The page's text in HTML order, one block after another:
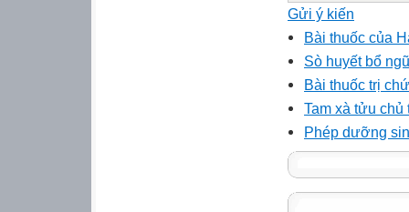
Gửi ý kiến
Bài thuốc của
Sò huyết bổ
Bài thuốc trị
Tam xà tửu
Phép dưỡng